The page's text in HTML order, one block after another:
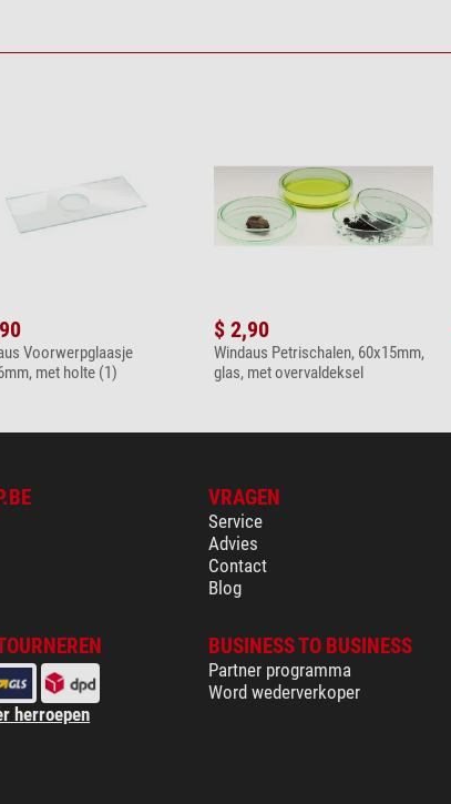
Voorwerpglaasje
met holte (1)
$ 2,90
Windaus Petrischalen, 60x15mm,
glas, met overvaldeksel
VRAGEN
Service
Advies
Contact
Blog
herroepen
BUSINESS TO BUSINESS
Partner programma
Word wederverkoper